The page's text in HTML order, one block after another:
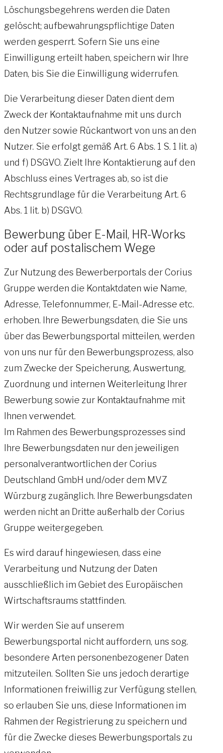
Löschungsbegehrens werden die Daten
gelöscht; aufbewahrungspflichtige Daten
werden gesperrt. Sofern Sie uns eine
Einwilligung erteilt haben, speichern wir Ihre
Daten, bis Sie die Einwilligung widerrufen.
Die Verarbeitung dieser Daten dient dem
Zweck der Kontaktaufnahme mit uns durch
den Nutzer sowie Rückantwort von uns an den
Nutzer. Sie erfolgt gemäß Art. 6 Abs. 1 S. 1 lit. a)
und f) DSGVO. Zielt Ihre Kontaktierung auf den
Abschluss eines Vertrages ab, so ist die
Rechtsgrundlage für die Verarbeitung Art. 6
Abs. 1 lit. b) DSGVO.
Bewerbung über E-Mail, HR-Works
oder auf postalischem Wege
Zur Nutzung des Bewerberportals der Corius
Gruppe werden die Kontaktdaten wie Name,
Adresse, Telefonnummer, E-Mail-Adresse etc.
erhoben. Ihre Bewerbungsdaten, die Sie uns
über das Bewerbungsportal mitteilen, werden
von uns nur für den Bewerbungsprozess, also
zum Zwecke der Speicherung, Auswertung,
Zuordnung und internen Weiterleitung Ihrer
Bewerbung sowie zur Kontaktaufnahme mit
Ihnen verwendet.
Im Rahmen des Bewerbungsprozesses sind
Ihre Bewerbungsdaten nur den jeweiligen
personalverantwortlichen der Corius
Deutschland GmbH und/oder dem MVZ
Würzburg zugänglich. Ihre Bewerbungsdaten
werden nicht an Dritte außerhalb der Corius
Gruppe weitergegeben.
Es wird darauf hingewiesen, dass eine
Verarbeitung und Nutzung der Daten
ausschließlich im Gebiet des Europäischen
Wirtschaftsraums stattfinden.
Wir werden Sie auf unserem
Bewerbungsportal nicht auffordern, uns sog.
besondere Arten personenbezogener Daten
mitzuteilen. Sollten Sie uns jedoch derartige
Informationen freiwillig zur Verfügung stellen,
so erlauben Sie uns, diese Informationen im
Rahmen der Registrierung zu speichern und
für die Zwecke dieses Bewerbungsportals zu